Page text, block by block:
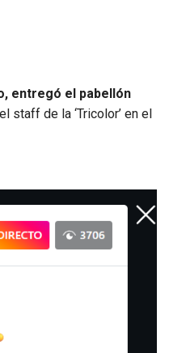
entregó el pabellón
staff de la ‘Tricolor’ en el